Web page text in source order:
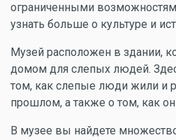
ограниченными
узнать больше о культуре и
Музей расположен в здании,
домом для слепых людей.
том, как слепые люди жили и
прошлом, а также о том, как
В музее вы найдете